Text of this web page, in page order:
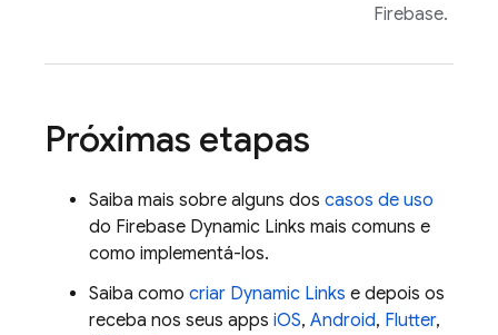
Firebase.
Próximas etapas
Saiba mais sobre alguns dos casos de uso
do Firebase Dynamic Links mais comuns e
como implementá-los.
Saiba como criar Dynamic Links e depois os
receba nos seus apps iOS, Android, Flutter,